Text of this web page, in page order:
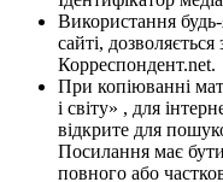
Використання
сайті,
Корреспондент.net.
При копіюванні
і світу» , для
відкрите для
Посилання має
повного або